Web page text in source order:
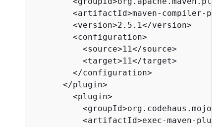
<artifactId>maven-compiler-
        <version>2.5.1</version>
        <configuration>
          <source>11</source>
          <target>11</target>
        </configuration>
      </plugin>
        <plugin>
<artifactId>exec-maven-